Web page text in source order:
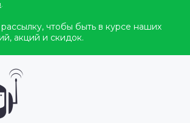
.
чтобы быть в курсе наших
акций и скидок.